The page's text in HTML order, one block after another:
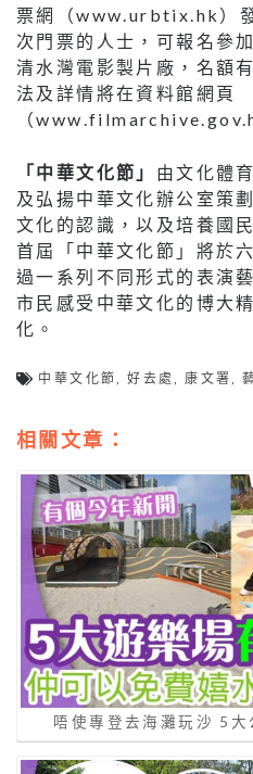
票網（www.urbtix.hk）
次門票的人士，可報名參
清水灣電影製片廠，名額
法及詳情將在資料館網頁
（
「中華文化節」 由文化體
及弘揚中華文化辦公室策
文化的認識，以及培養國
首屆「中華文化節」將於
過一系列不同形式的表演
市民感受中華文化的博大
化。
中華文化節 ,好去處 康文署 ,
相關文章：
唔使專登去海灘玩沙 5